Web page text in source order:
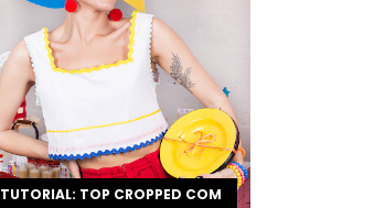
TUTORIAL: TOP CROPPED COM